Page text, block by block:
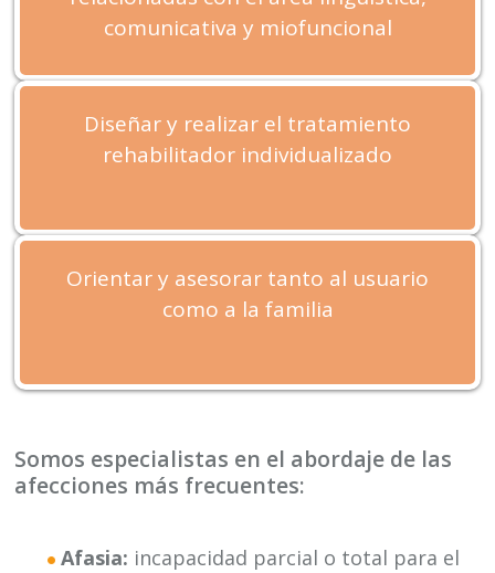
comunicativa y miofuncional
Diseñar y realizar el tratamiento
rehabilitador individualizado
Orientar y asesorar tanto al usuario
como a la familia
Somos especialistas en el abordaje de las
afecciones más frecuentes:
Afasia: incapacidad parcial o total para el